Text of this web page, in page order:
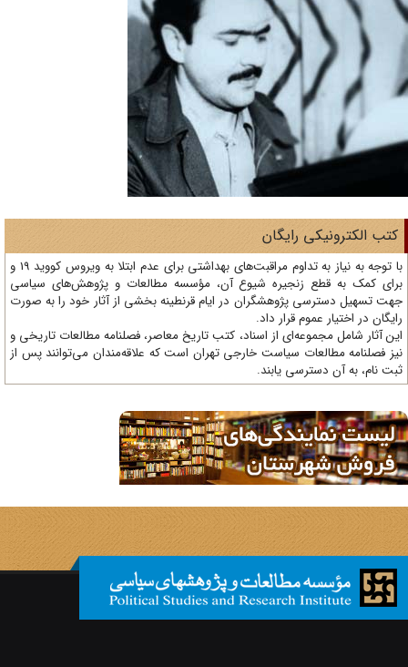
الکترونیکی رایگان
با توجه به نیاز به تداوم مراقبت‌های بهداشتی برای عدم ابتلا به ویروس کووید 19 و
کمک به قطع زنجیره شیوع آن، مؤسسه مطالعات و پژوهش‌های سیاسی
تسهیل دسترسی پژوهشگران در ایام قرنطینه بخشی از آثار خود را به صورت
در اختیار عموم قرار داد.
آثار شامل مجموعه‌ای از اسناد، کتب تاریخ معاصر، فصلنامه‌ مطالعات تاریخی و
فصلنامه مطالعات سیاست خارجی تهران است که علاقه‌مندان می‌توانند پس از
نام، به آن دسترسی یابند.